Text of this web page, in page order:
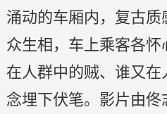
涌动的车厢内，复古
众生相，车上乘客各
在人群中的贼、谁又
念埋下伏笔。影片由